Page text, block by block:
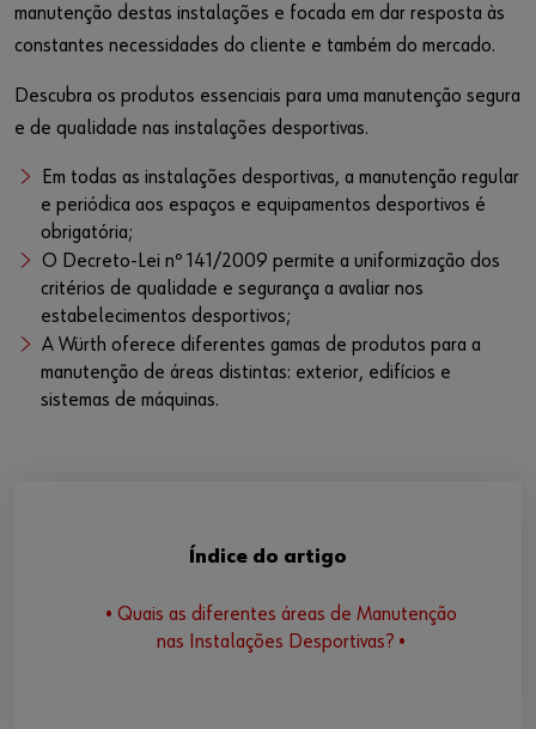
manutenção destas instalações e focada em dar resposta às
constantes necessidades do cliente e também do mercado.
Descubra os produtos essenciais para uma manutenção segura
e de qualidade nas instalações desportivas.
Em todas as instalações desportivas, a manutenção regular
e periódica aos espaços e equipamentos desportivos é
obrigatória;
O Decreto-Lei nº 141/2009 permite a uniformização dos
critérios de qualidade e segurança a avaliar nos
estabelecimentos desportivos;
A Würth oferece diferentes gamas de produtos para a
manutenção de áreas distintas: exterior, edifícios e
sistemas de máquinas.
Índice do artigo
• Quais as diferentes áreas de Manutenção
nas Instalações Desportivas? •